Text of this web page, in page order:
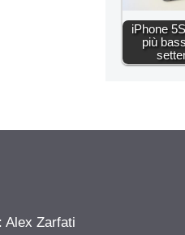
iPhone
più
: Alex Zarfati